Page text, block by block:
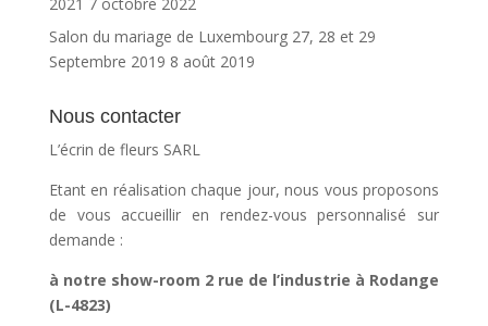
Salon du mariage de Luxembourg 27, 28 et 29
Septembre 2019 8 août 2019
Nous contacter
L’écrin de fleurs SARL
Etant en réalisation chaque jour, nous vous proposons
de vous accueillir en rendez-vous personnalisé sur
demande :
à notre show-room 2 rue de l’industrie à Rodange
(L-4823)